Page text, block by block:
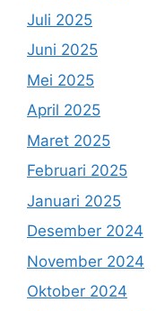
Juli 2025
Juni 2025
Mei 2025
April 2025
Maret 2025
Februari 2025
Januari 2025
Desember 2024
November 2024
Oktober 2024